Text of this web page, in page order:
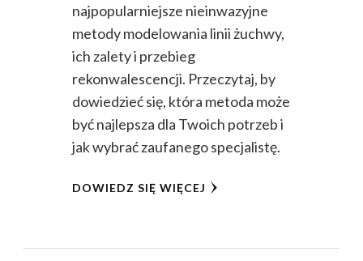
najpopularniejsze nieinwazyjne
metody modelowania linii żuchwy,
ich zalety i przebieg
rekonwalescencji. Przeczytaj, by
dowiedzieć się, która metoda może
być najlepsza dla Twoich potrzeb i
jak wybrać zaufanego specjalistę.
DOWIEDZ SIĘ WIĘCEJ